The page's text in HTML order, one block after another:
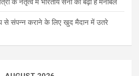
के नेतृत्व में भारतीय सेना का बढ़ा है मनोबल
संपन्न कराने के लिए खुद मैदान में उतरे